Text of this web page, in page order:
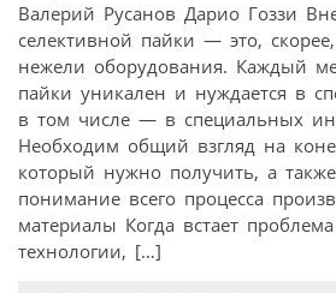
Валерий Русанов Дарио Гоззи
селективной пайки — это,
нежели оборудования. Каждый
пайки уникален и нуждается в
в том числе — в специальных
Необходим общий взгляд на
который нужно получить, а
понимание всего процесса
материалы Когда встает
технологии, […]